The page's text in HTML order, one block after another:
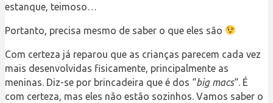
estanque, teimoso…
Portanto, precisa mesmo de saber o que eles são
Com certeza já reparou que as crianças parecem cada vez
mais desenvolvidas fisicamente, principalmente as
meninas. Diz-se por brincadeira que é dos “big macs“. É
com certeza, mas eles não estão sozinhos. Vamos saber o